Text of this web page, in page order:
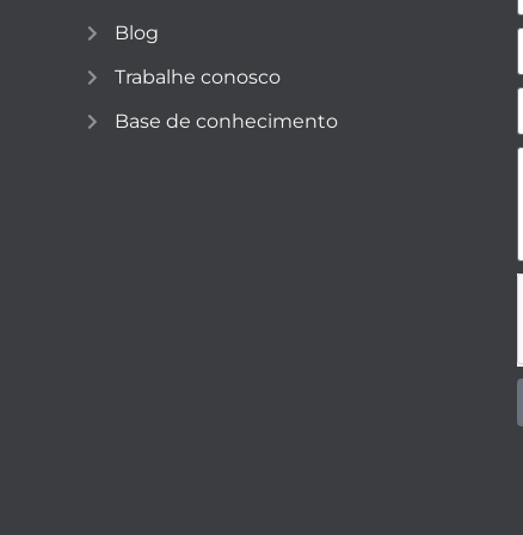
Blog
Trabalhe conosco
Base de conhecimento